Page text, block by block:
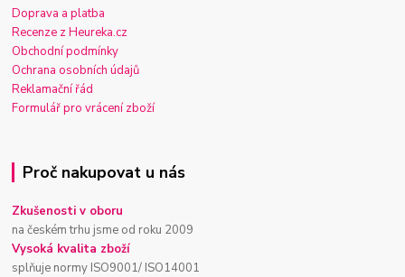
Doprava a platba
Recenze z Heureka.cz
Obchodní podmínky
Ochrana osobních údajů
Reklamační řád
Formulář pro vrácení zboží
Proč nakupovat u nás
Zkušenosti v oboru
na českém trhu jsme od roku 2009
Vysoká kvalita zboží
splňuje normy ISO9001/ ISO14001